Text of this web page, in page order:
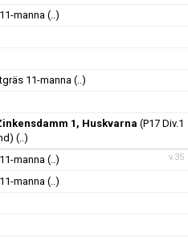
manna (..)
11-manna (..)
1, Huskvarna (P17 Div.1
(..)
v.35
manna (..)
manna (..)